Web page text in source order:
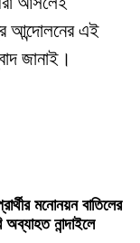
আন্দোলনের এই
জানাই।
মনোনয়ন বাতিলের
অব্যাহত নান্দাইলে